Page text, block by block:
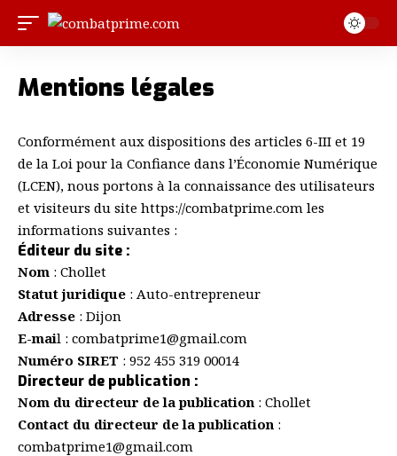
Mentions légales
Conformément aux dispositions des articles 6-III et 19
de la Loi pour la Confiance dans l’Économie Numérique
(LCEN), nous portons à la connaissance des utilisateurs
et visiteurs du site https://combatprime.com les
informations suivantes :
Éditeur du site :
Nom : Chollet
Statut juridique : Auto-entrepreneur
Adresse : Dijon
E-mail : combatprime1@gmail.com
Numéro SIRET : 952 455 319 00014
Directeur de publication :
Nom du directeur de la publication : Chollet
Contact du directeur de la publication :
combatprime1@gmail.com